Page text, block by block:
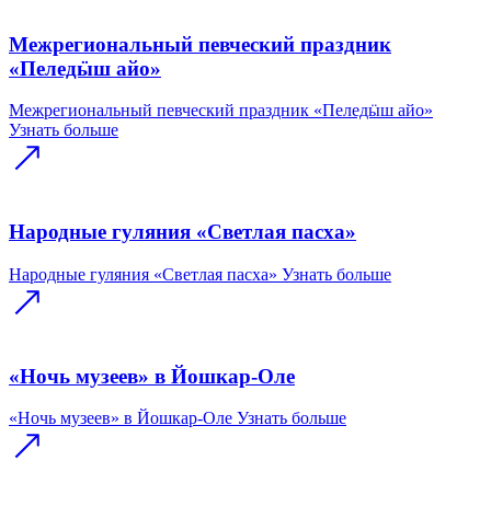
Межрегиональный певческий праздник
«Пеледӹш айо»
Межрегиональный певческий праздник «Пеледӹш айо»
Узнать больше
Народные гуляния «Светлая пасха»
Народные гуляния «Светлая пасха» Узнать больше
«Ночь музеев» в Йошкар-Оле
«Ночь музеев» в Йошкар-Оле Узнать больше